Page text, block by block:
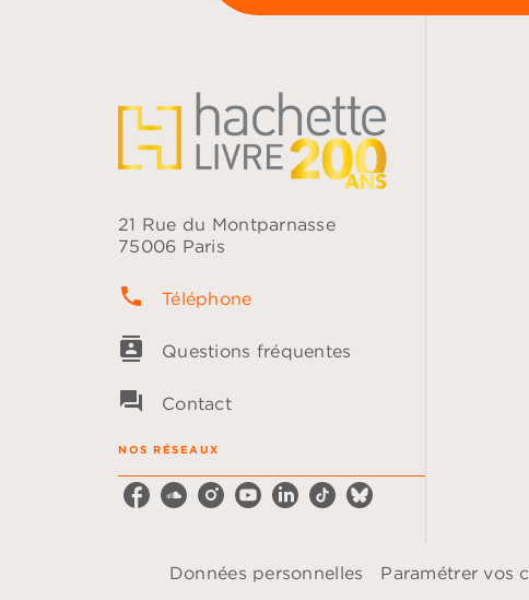
21 Rue du Montparnasse
75006 Paris
phone Téléphone
contacts Questions fréquentes
question_answer Contact
NOS RÉSEAUX
Données personnelles Paramétrer vos